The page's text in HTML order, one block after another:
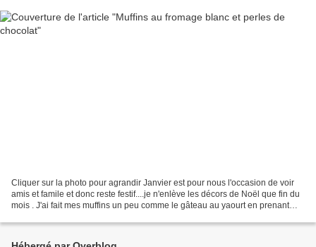
Cliquer sur la photo pour agrandir Janvier est pour nous l'occasion de voir
amis et famile et donc reste festif....je n'enlève les décors de Noël que fin du
mois . J'ai fait mes muffins un peu comme le gâteau au yaourt en prenant